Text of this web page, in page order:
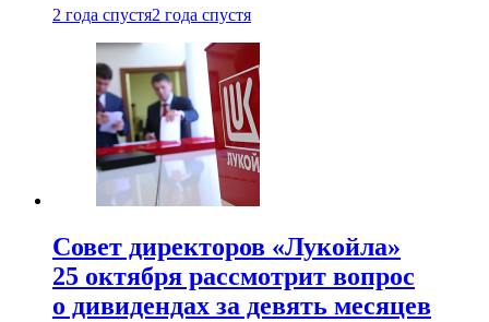
2 года спустя2 года спустя
Совет директоров «Лукойла»
25 октября рассмотрит вопрос
о дивидендах за девять месяцев